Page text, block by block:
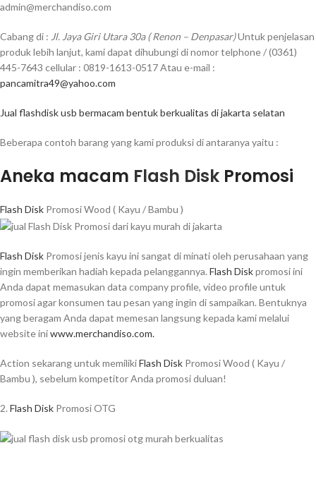
admin@merchandiso.com
Cabang di : Jl. Jaya Giri Utara 30a ( Renon – Denpasar)Untuk penjelasan
produk lebih lanjut, kami dapat dihubungi di nomor telphone / (0361)
445-7643 cellular : 0819-1613-0517 Atau e-mail :
pancamitra49@yahoo.com
Jual flashdisk usb bermacam bentuk berkualitas di jakarta selatan
Beberapa contoh barang yang kami produksi di antaranya yaitu :
Aneka macam Flash Disk Promosi
Flash Disk Promosi Wood ( Kayu / Bambu )
Flash Disk Promosi jenis kayu ini sangat di minati oleh perusahaan yang
ingin memberikan hadiah kepada pelanggannya. Flash Diskpromosi ini
Anda dapat memasukan data company profile, video profile untuk
promosi agar konsumen tau pesan yang ingin di sampaikan. Bentuknya
yang beragam Anda dapat memesan langsung kepada kami melalui
website iniwww.merchandiso.com.
Action sekarang untuk memilikiFlash Disk Promosi Wood ( Kayu /
Bambu ), sebelum kompetitor Anda promosi duluan!
2. Flash Disk Promosi OTG